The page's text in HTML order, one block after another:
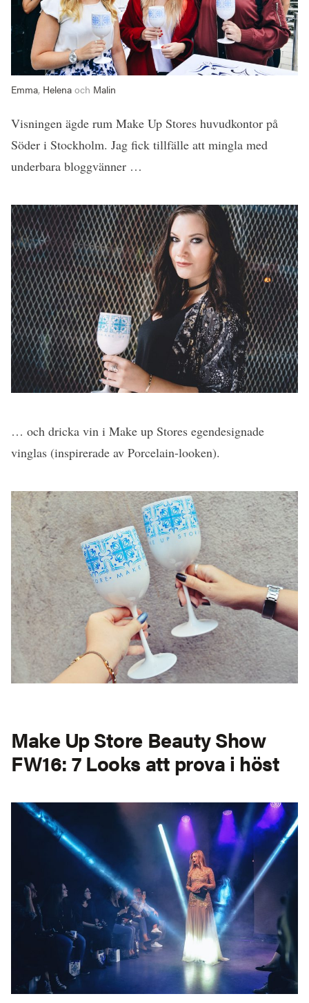
Emma, Helena och Malin
Visningen ägde rum Make Up Stores huvudkontor på
Söder i Stockholm. Jag fick tillfälle att mingla med
underbara bloggvänner …
… och dricka vin i Make up Stores egendesignade
vinglas (inspirerade av Porcelain-looken).
Make Up Store Beauty Show
FW16: 7 Looks att prova i höst